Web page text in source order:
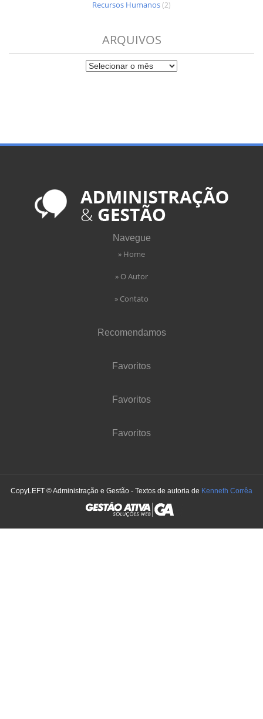
Recursos Humanos(2)
ARQUIVOS
Navegue
» Home
» O Autor
» Contato
Recomendamos
Favoritos
Favoritos
Favoritos
CopyLEFT © Administração e Gestão - Textos de autoria de Kenneth Corrêa